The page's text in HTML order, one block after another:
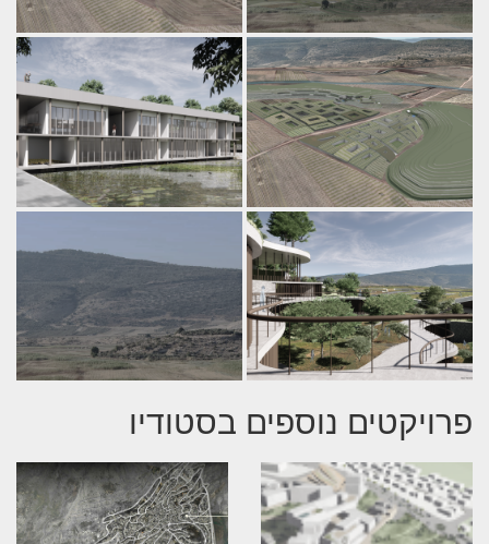
פרויקטים נוספים בסטודיו